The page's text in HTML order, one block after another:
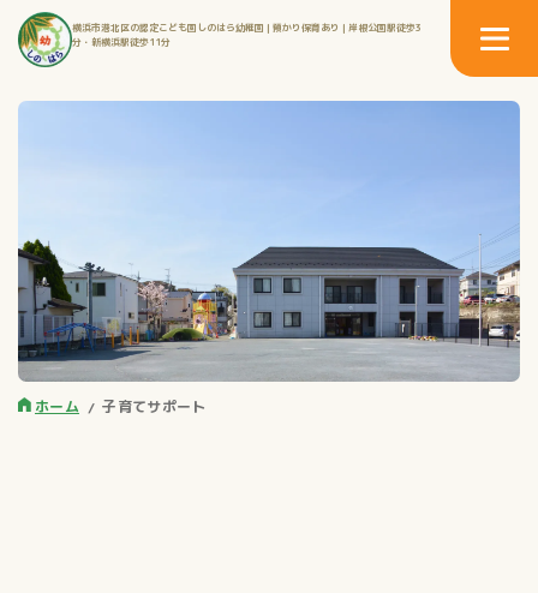
横浜市港北区の認定こども園しのはら幼稚園 | 預かり保育あり | 岸根公園駅徒歩3
分・新横浜駅徒歩11分
ホーム 子育てサポート